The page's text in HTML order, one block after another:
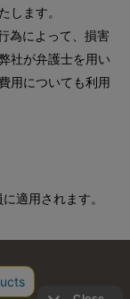
します。
為によって、損害
社が弁護士を用い
用についても利用
適用されます。